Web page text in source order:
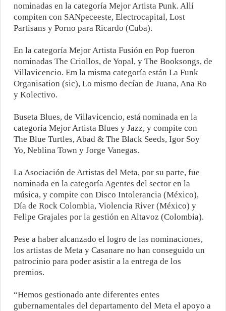
nominadas en la categoría Mejor Artista Punk. Allí
compiten con SANpeceeste, Electrocapital, Lost
Partisans y Porno para Ricardo (Cuba).
En la categoría Mejor Artista Fusión en Pop fueron
nominadas The Criollos, de Yopal, y The Booksongs, de
Villavicencio. Em la misma categoría están La Funk
Organisation (sic), Lo mismo decían de Juana, Ana Ro
y Kolectivo.
Buseta Blues, de Villavicencio, está nominada en la
categoría Mejor Artista Blues y Jazz, y compite con
The Blue Turtles, Abad & The Black Seeds, Igor Soy
Yo, Neblina Town y Jorge Vanegas.
La Asociación de Artistas del Meta, por su parte, fue
nominada en la categoría Agentes del sector en la
música, y compite con Disco Intolerancia (México),
Día de Rock Colombia, Violencia River (México) y
Felipe Grajales por la gestión en Altavoz (Colombia).
Pese a haber alcanzado el logro de las nominaciones,
los artistas de Meta y Casanare no han conseguido un
patrocinio para poder asistir a la entrega de los
premios.
“Hemos gestionado ante diferentes entes
gubernamentales del departamento del Meta el apoyo a